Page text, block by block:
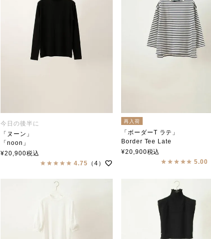
今日の後半に
「ヌーン」
「noon」
soutiencollar（ステンカラー）
¥20,900税込
4.75 （4）
再入荷
「ボーダーT ラテ」
Border Tee Late
soutiencollar（ステンカラー）
¥20,900税込
5.00